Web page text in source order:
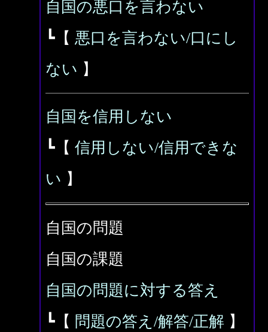
自国の悪口を言わない
┗【 悪口を言わない/口にし
ない 】
自国を信用しない
┗【 信用しない/信用できな
い 】
自国の問題
自国の課題
自国の問題に対する答え
┗【 問題の答え/解答/正解 】